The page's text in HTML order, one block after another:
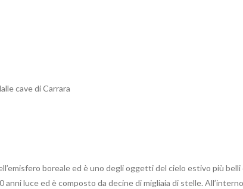
cave di Carrara
boreale ed è uno degli oggetti del cielo estivo più
luce ed è composto da decine di migliaia di stelle.